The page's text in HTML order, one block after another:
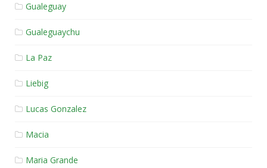
Gualeguay
Gualeguaychu
La Paz
Liebig
Lucas Gonzalez
Macia
Maria Grande